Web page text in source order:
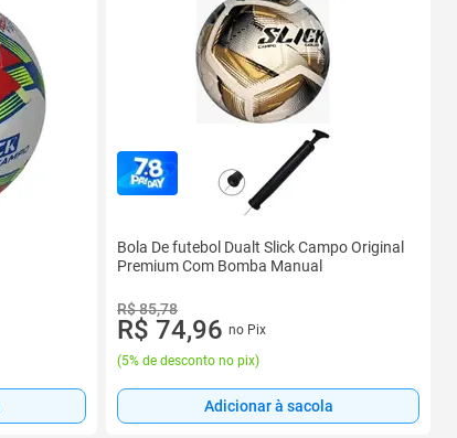
Bola De futebol Dualt Slick Campo Original
Premium Com Bomba Manual
R$ 85,78
R$ 74,96 no Pix
(5% de desconto no pix)
Adicionar à sacola